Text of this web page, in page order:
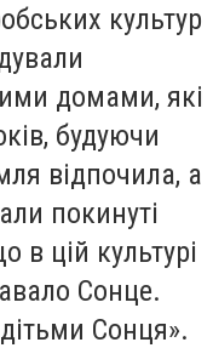
культур
домами, які
будуючи
відпочила, а
покинуті
в цій культурі
Сонце.
Сонця».